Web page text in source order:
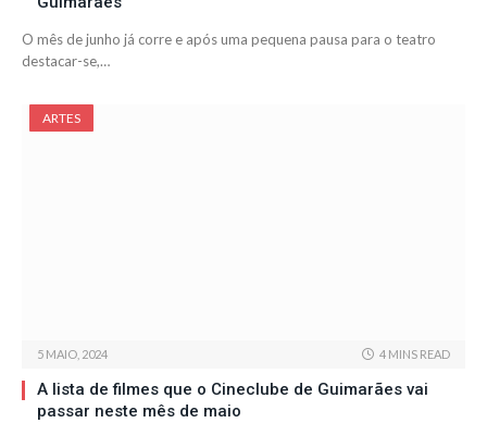
O mês de junho já corre e após uma pequena pausa para o teatro
destacar-se,…
ARTES
5 MAIO, 2024 4 MINS READ
A lista de filmes que o Cineclube de Guimarães vai
passar neste mês de maio